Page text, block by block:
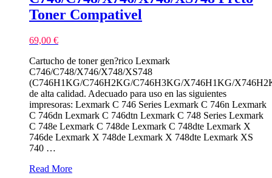
Toner Compativel
69,00 €
Cartucho de toner gen?rico Lexmark
C746/C748/X746/X748/XS748
(C746H1KG/C746H2KG/C746H3KG/X746H1KG/
de alta calidad. Adecuado para uso en las siguientes
impresoras: Lexmark C 746 Series Lexmark C 746n Lexmark
C 746dn Lexmark C 746dtn Lexmark C 748 Series Lexmark
C 748e Lexmark C 748de Lexmark C 748dte Lexmark X
746de Lexmark X 748de Lexmark X 748dte Lexmark XS
740 …
Lexmark
Read More